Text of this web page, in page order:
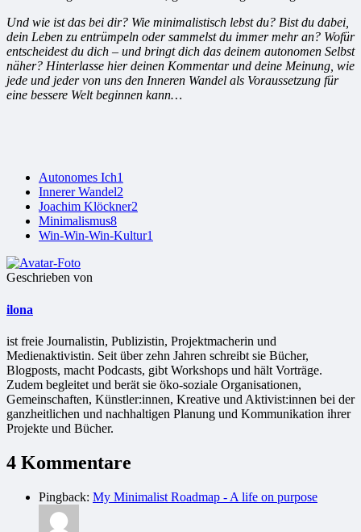
Und wie ist das bei dir? Wie minimalistisch lebst du? Bist du dabei,
dein Leben zu entrümpeln oder sammelst du immer mehr an? Wofür
entscheidest du dich – und bringt dich das deinem autonomen Selbst
näher? Hinterlasse hier deinen Kommentar und deine Meinung, wie
jede und jeder von uns den Inneren Wandel als Voraussetzung für
eine bessere Welt beginnen kann…
Autonomes Ich1
Innerer Wandel2
Joachim Klöckner2
Minimalismus8
Win-Win-Win-Kultur1
Geschrieben von
ilona
ist freie Jour­na­lis­tin, Publizistin, Projekt­ma­che­rin und
Medienaktivistin. Seit über zehn Jahren schreibt sie Bücher,
Blogposts, macht Podcasts, gibt Workshops und hält Vorträge.
Zudem begleitet und berät sie öko-soziale Organisationen,
Gemeinschaften, Künstler:innen, Kreative und Aktivist:innen bei der
ganzheitlichen und nachhaltigen Planung und Kommunikation ihrer
Projekte und Bücher.
4 Kommentare
Pingback: My Minimalist Roadmap - A life on purpose